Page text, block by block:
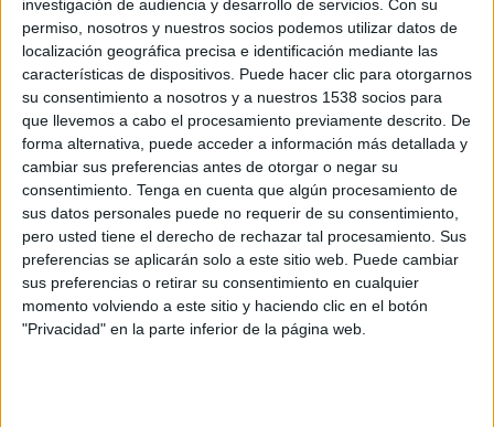
investigación de audiencia y desarrollo de servicios. Con su
permiso, nosotros y nuestros socios podemos utilizar datos de
localización geográfica precisa e identificación mediante las
características de dispositivos. Puede hacer clic para otorgarnos
su consentimiento a nosotros y a nuestros 1538 socios para
que llevemos a cabo el procesamiento previamente descrito. De
forma alternativa, puede acceder a información más detallada y
cambiar sus preferencias antes de otorgar o negar su
consentimiento. Tenga en cuenta que algún procesamiento de
sus datos personales puede no requerir de su consentimiento,
pero usted tiene el derecho de rechazar tal procesamiento. Sus
preferencias se aplicarán solo a este sitio web. Puede cambiar
sus preferencias o retirar su consentimiento en cualquier
momento volviendo a este sitio y haciendo clic en el botón
"Privacidad" en la parte inferior de la página web.
com serà el futur Campus de Salut de la regió sanitària de
Girona, que inclou el nou hospital Josep Trueta. Aquest ...
Notícia
El coordinador del Campus de Salut a
Girona manté el compromís